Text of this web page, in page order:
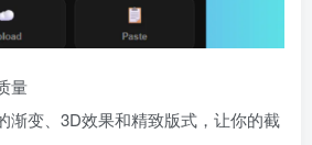
量
渐变、3D效果和精致版式，让你的截